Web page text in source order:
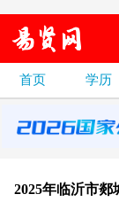
首页 学历
2025年临沂市